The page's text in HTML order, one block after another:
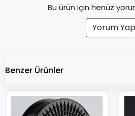
Bu ürün için henüz
Yorum Yap
Benzer Ürünler